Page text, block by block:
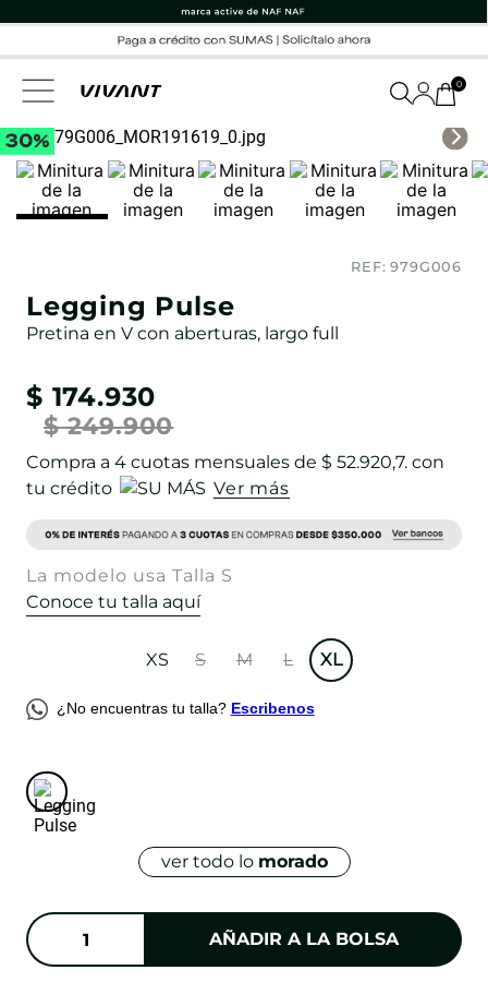
0
REF:979G006
Legging Pulse
Pretina en V con aberturas, largo full
$ 174.930
$ 249.900
Compra a 4 cuotas mensuales de $ 52.920,7. con
tu crédito
Ver más
La modelo usa Talla S
Conoce tu talla aquí
XS S M L XL
¿No encuentras tu talla? Escribenos
ver todo lo morado
AÑADIR A LA BOLSA